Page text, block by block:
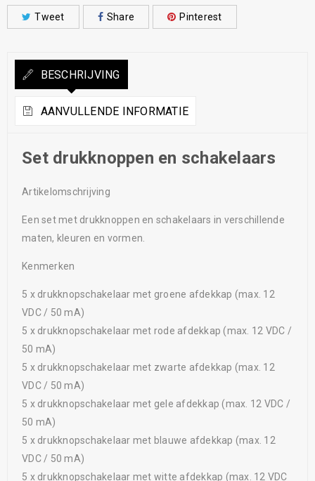
Tweet Share Pinterest
BESCHRIJVING
AANVULLENDE INFORMATIE
Set drukknoppen en schakelaars
Artikelomschrijving
Een set met drukknoppen en schakelaars in verschillende
maten, kleuren en vormen.
Kenmerken
5 x drukknopschakelaar met groene afdekkap (max. 12
VDC / 50 mA)
5 x drukknopschakelaar met rode afdekkap (max. 12 VDC /
50 mA)
5 x drukknopschakelaar met zwarte afdekkap (max. 12
VDC / 50 mA)
5 x drukknopschakelaar met gele afdekkap (max. 12 VDC /
50 mA)
5 x drukknopschakelaar met blauwe afdekkap (max. 12
VDC / 50 mA)
5 x drukknopschakelaar met witte afdekkap (max. 12 VDC